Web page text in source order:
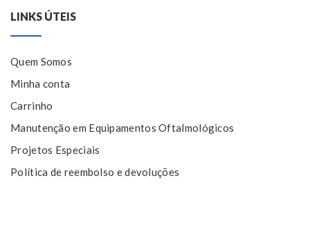
LINKS ÚTEIS
Quem Somos
Minha conta
Carrinho
Manutenção em Equipamentos Oftalmológicos
Projetos Especiais
Política de reembolso e devoluções